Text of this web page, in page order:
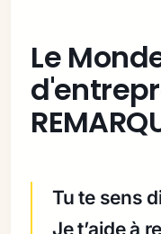
Le
Tu te sens
Je t’aide à